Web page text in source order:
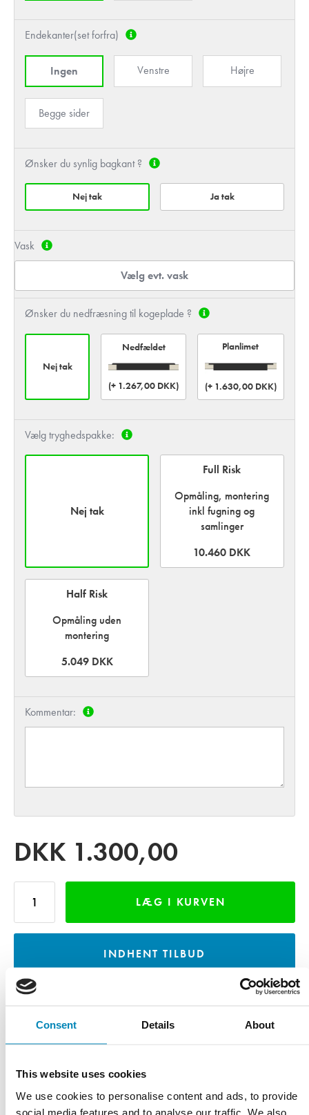
Consent Details About
This website uses cookies
We use cookies to personalise content and ads, to provide
social media features and to analyse our traffic. We also
Endekanter(set forfra)
Ingen Venstre Højre
Begge sider
Ønsker du synlig bagkant ?
Nej tak Ja tak
Vask
Vælg evt. vask
Ønsker du nedfræsning til kogeplade ?
Nej tak
Nedfældet
(+ 1.267,00 DKK)
Planlimet
(+ 1.630,00 DKK)
Vælg tryghedspakke:
Nej tak
Full Risk
Opmåling, montering
inkl fugning og
samlinger
10.460 DKK
Half Risk
Opmåling uden
montering
5.049 DKK
Kommentar:
DKK 1.300,00
LÆG I KURVEN
INDHENT TILBUD
Har du brug for hjælp?